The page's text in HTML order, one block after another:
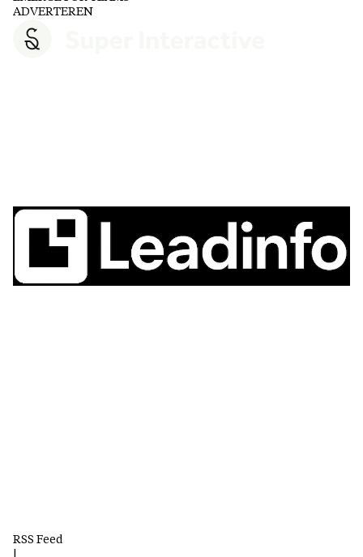
ADVERTEREN
RSS Feed